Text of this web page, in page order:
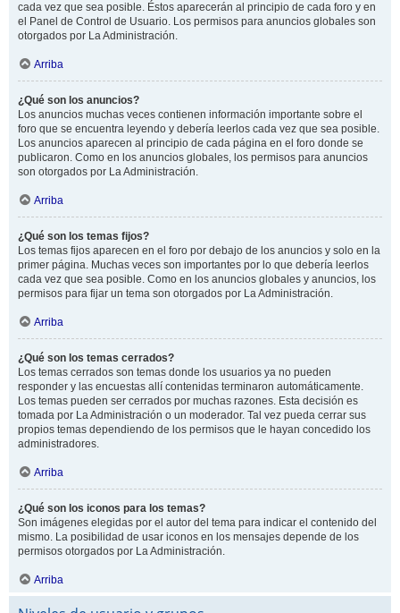
cada vez que sea posible. Éstos aparecerán al principio de cada foro y en
el Panel de Control de Usuario. Los permisos para anuncios globales son
otorgados por La Administración.
Arriba
¿Qué son los anuncios?
Los anuncios muchas veces contienen información importante sobre el
foro que se encuentra leyendo y debería leerlos cada vez que sea posible.
Los anuncios aparecen al principio de cada página en el foro donde se
publicaron. Como en los anuncios globales, los permisos para anuncios
son otorgados por La Administración.
Arriba
¿Qué son los temas fijos?
Los temas fijos aparecen en el foro por debajo de los anuncios y solo en la
primer página. Muchas veces son importantes por lo que debería leerlos
cada vez que sea posible. Como en los anuncios globales y anuncios, los
permisos para fijar un tema son otorgados por La Administración.
Arriba
¿Qué son los temas cerrados?
Los temas cerrados son temas donde los usuarios ya no pueden
responder y las encuestas allí contenidas terminaron automáticamente.
Los temas pueden ser cerrados por muchas razones. Esta decisión es
tomada por La Administración o un moderador. Tal vez pueda cerrar sus
propios temas dependiendo de los permisos que le hayan concedido los
administradores.
Arriba
¿Qué son los iconos para los temas?
Son imágenes elegidas por el autor del tema para indicar el contenido del
mismo. La posibilidad de usar iconos en los mensajes depende de los
permisos otorgados por La Administración.
Arriba